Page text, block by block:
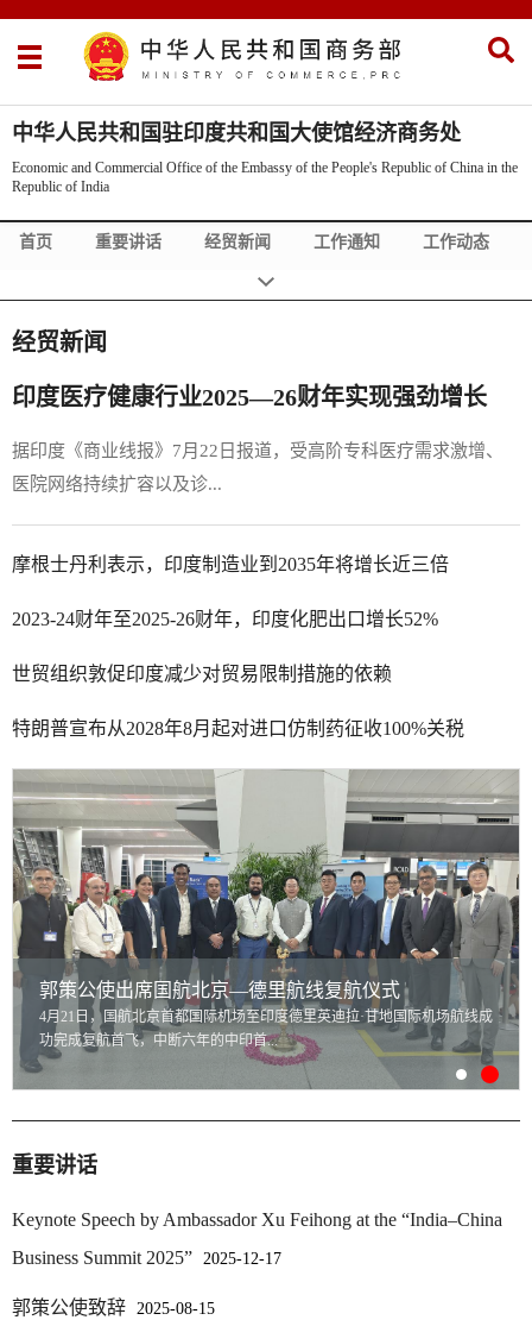
中华人民共和国驻印度共和国大使馆经济商务处
Economic and Commercial Office of the Embassy of the People's Republic of China in the
Republic of India
首页 重要讲话 经贸新闻 工作通知 工作动态
印度概况
中国驻印度大使馆 Commercial News About Us
经贸新闻
印度医疗健康行业2025—26财年实现强劲增长
据印度《商业线报》7月22日报道，受高阶专科医疗需求激增、
医院网络持续扩容以及诊...
摩根士丹利表示，印度制造业到2035年将增长近三倍
2023-24财年至2025-26财年，印度化肥出口增长52%
世贸组织敦促印度减少对贸易限制措施的依赖
特朗普宣布从2028年8月起对进口仿制药征收100%关税
郭策公使出席国航北京—德里航线复航仪式
4月21日，国航北京首都国际机场至印度德里英迪拉·甘地国际机场航线成
功完成复航首飞，中断六年的中印首...
重要讲话
Keynote Speech by Ambassador Xu Feihong at the “India–China
Business Summit 2025” 2025-12-17
郭策公使致辞 2025-08-15